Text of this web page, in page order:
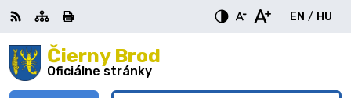
Preskočiť
na
obsah Čierny Brod
Oficiálne stránky
RSS MapaTlačiť
EN
English
/ HU